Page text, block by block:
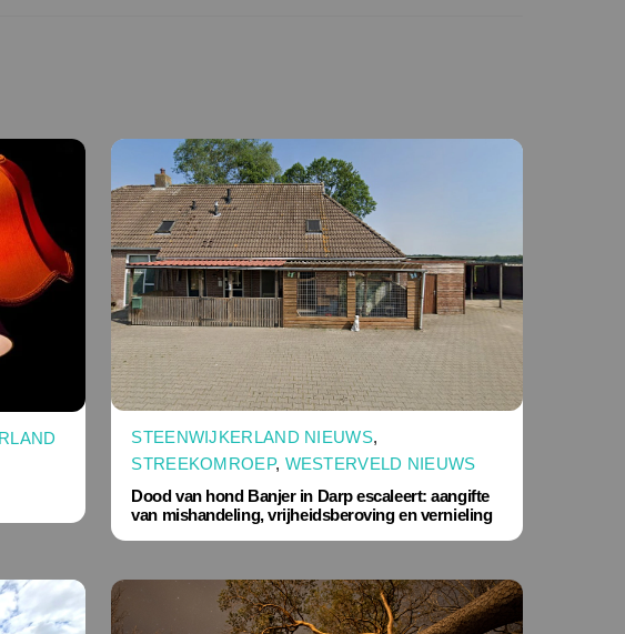
STEENWIJKERLAND NIEUWS,
STREEKOMROEP, WESTERVELD NIEUWS
Dood van hond Banjer in Darp escaleert: aangifte
van mishandeling, vrijheidsberoving en vernieling